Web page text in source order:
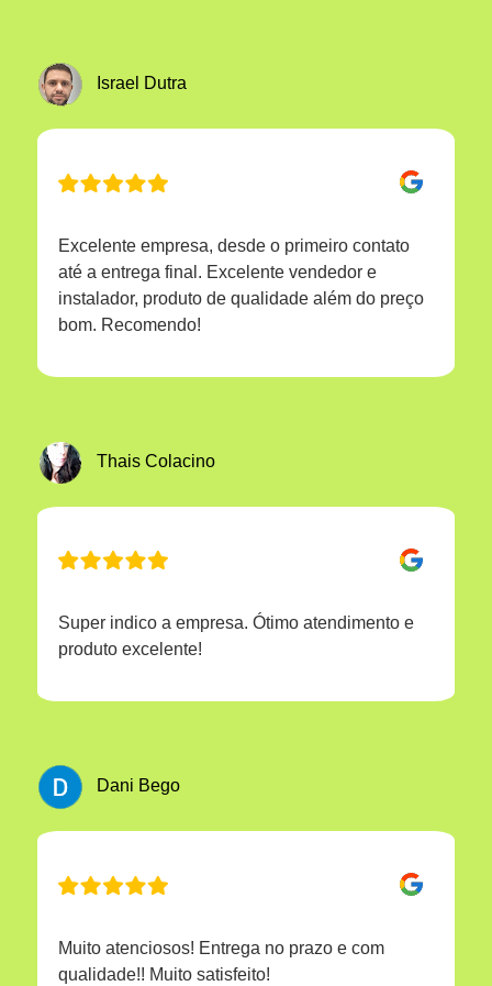
Israel Dutra
Excelente empresa, desde o primeiro contato
até a entrega final. Excelente vendedor e
instalador, produto de qualidade além do preço
bom. Recomendo!
Thais Colacino
Super indico a empresa. Ótimo atendimento e
produto excelente!
Dani Bego
Muito atenciosos! Entrega no prazo e com
qualidade!! Muito satisfeito!